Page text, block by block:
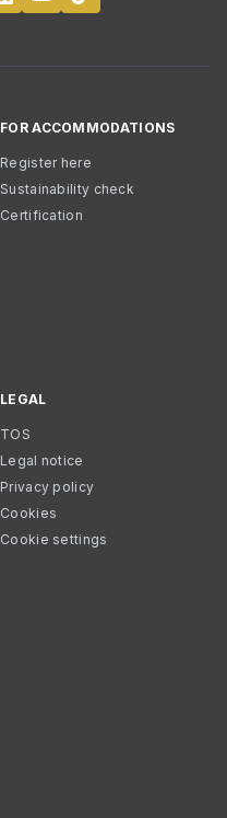
FOR ACCOMMODATIONS
Register here
Sustainability check
Certification
LEGAL
TOS
Legal notice
Privacy policy
Cookies
Cookie settings